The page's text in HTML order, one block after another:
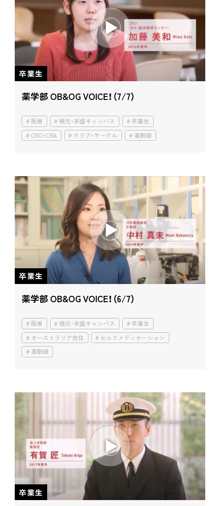
卒業生
薬学部 OB&OG VOICE！（7/7）
医療 楠元・末盛キャンパス
卒業生
CRO・CRA
クラブ・サークル 薬剤師
卒業生
薬学部 OB&OG VOICE！（6/7）
医療 楠元・末盛キャンパス
卒業生
オーストラリア在住
セルフメディケーション
薬剤師
卒業生